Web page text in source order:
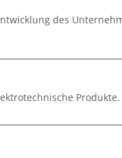
des
Produkte.